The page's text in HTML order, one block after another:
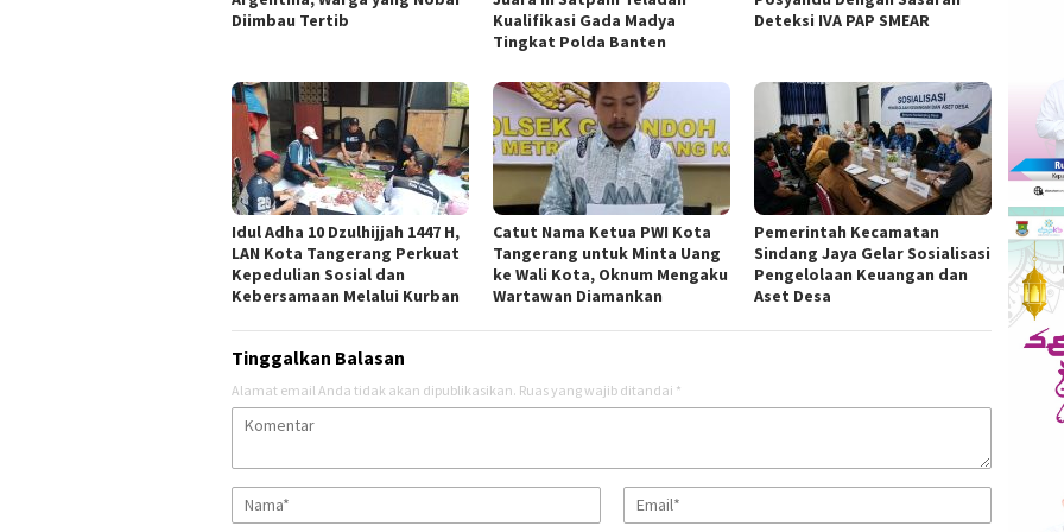
Diimbau Tertib
Kualifikasi Gada Madya
Tingkat Polda Banten
Deteksi IVA PAP SMEAR
Idul Adha 10 Dzulhijjah 1447 H,
LAN Kota Tangerang Perkuat
Kepedulian Sosial dan
Kebersamaan Melalui Kurban
Catut Nama Ketua PWI Kota
Tangerang untuk Minta Uang
ke Wali Kota, Oknum Mengaku
Wartawan Diamankan
Pemerintah Kecamatan
Sindang Jaya Gelar Sosialisasi
Pengelolaan Keuangan dan
Aset Desa
Tinggalkan Balasan
Alamat email Anda tidak akan dipublikasikan. Ruas yang wajib ditandai *